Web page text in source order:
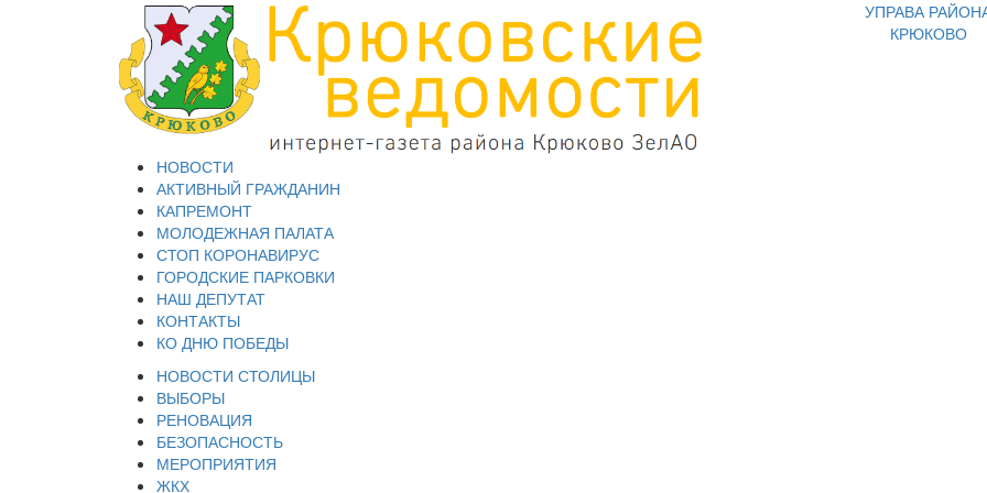
УПРАВА
КРЮКОВО
НОВОСТИ
АКТИВНЫЙ ГРАЖДАНИН
КАПРЕМОНТ
МОЛОДЕЖНАЯ ПАЛАТА
СТОП КОРОНАВИРУС
ГОРОДСКИЕ ПАРКОВКИ
НАШ ДЕПУТАТ
КОНТАКТЫ
КО ДНЮ ПОБЕДЫ
НОВОСТИ СТОЛИЦЫ
ВЫБОРЫ
РЕНОВАЦИЯ
БЕЗОПАСНОСТЬ
МЕРОПРИЯТИЯ
ЖКХ